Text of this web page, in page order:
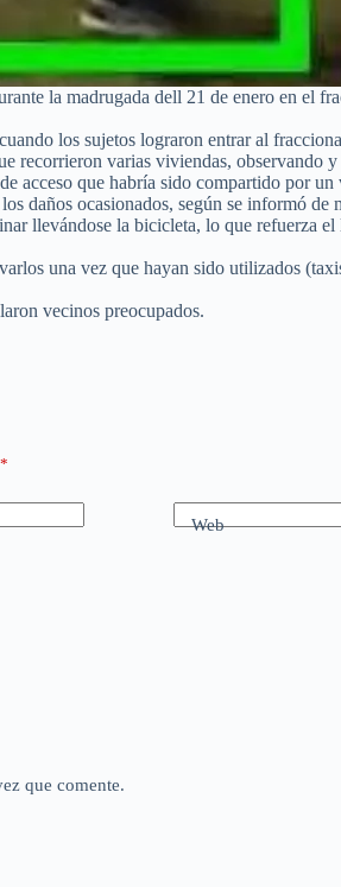
la madrugada dell 21 de enero en el
los sujetos lograron entrar al
recorrieron varias viviendas, observando
acceso que habría sido compartido por
daños ocasionados, según se informó de
llevándose la bicicleta, lo que refuerza
una vez que hayan sido utilizados
vecinos preocupados.
*
Web
que comente.